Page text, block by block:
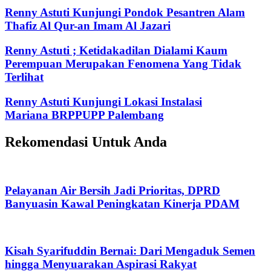
Renny Astuti Kunjungi Pondok Pesantren Alam
Thafiz Al Qur-an Imam Al Jazari
Renny Astuti ; Ketidakadilan Dialami Kaum
Perempuan Merupakan Fenomena Yang Tidak
Terlihat
Renny Astuti Kunjungi Lokasi Instalasi
Mariana BRPPUPP Palembang
Rekomendasi Untuk Anda
Pelayanan Air Bersih Jadi Prioritas, DPRD
Banyuasin Kawal Peningkatan Kinerja PDAM
Kisah Syarifuddin Bernai: Dari Mengaduk Semen
hingga Menyuarakan Aspirasi Rakyat